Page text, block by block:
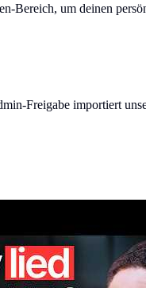
Bereich, um deinen
Freigabe importiert